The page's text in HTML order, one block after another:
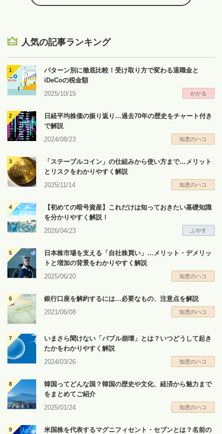
人気の記事ランキング
パターン別に徹底比較！受け取り方で変わる退職金と
iDeCoの税金額
2025/10/15
かかる
日経平均株価の振り返り…過去70年の歴史をチャート付き
で解説
2024/08/23
知恵のハコ
「ステーブルコイン」の仕組みから使い方まで…メリット
とリスクをわかりやすく解説
2025/11/14
知恵のハコ
【初めての暗号資産】これだけは知っておきたい基礎知識
を分かりやすく解説！
2026/04/23
ふやす
日本株市場を支える「自社株買い」…メリット・デメリッ
トと増加の背景をわかりやすく解説
2025/06/20
知恵のハコ
銀行口座を解約するには…必要なもの、注意点を解説
2021/06/08
知恵のハコ
いまさら聞けない「バブル崩壊」とは？いつどうして起き
たかをわかりやすく解説
2024/03/26
知恵のハコ
韓国ってどんな国？韓国の歴史や文化、経済から魅力まで
をまとめてご紹介
2025/01/24
知恵のハコ
米国株を代表するマグニフィセント・セブンとは？名前の